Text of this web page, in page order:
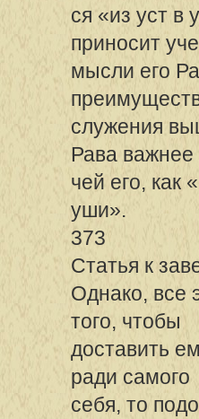
ся «из уст в
приносит
мысли его
служения
Рава важнее
чей его, как
уши».
373
Статья к
Однако, все
того, чтобы
доставить
ради самого
себя, то